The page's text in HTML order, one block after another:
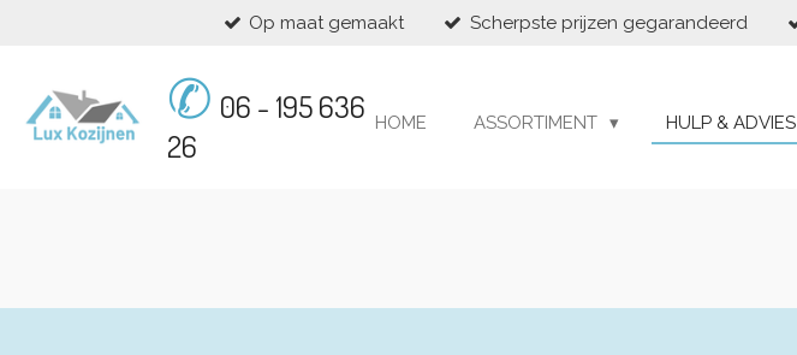
hoofdinhoud
Op maat gemaakt Scherpste prijzen gegarandeerd
✆ 06 - 195 636
26
HOME ASSORTIMENT HULP & ADVIES